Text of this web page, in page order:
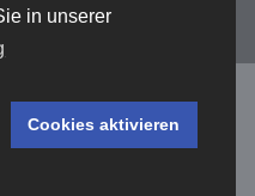
in unserer
Cookies aktivieren
/Sitemap